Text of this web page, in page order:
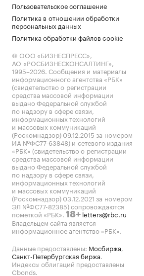
Пользовательское соглашение
Политика в отношении обработки
персональных данных
Политика обработки файлов cookie
© ООО «БИЗНЕСПРЕСС»,
АО «РОСБИЗНЕСКОНСАЛТИНГ»,
1995–2026. Сообщения и материалы
информационного агентства «РБК»
(свидетельство о регистрации
средства массовой информации
выдано Федеральной службой
по надзору в сфере связи,
информационных технологий
и массовых коммуникаций
(Роскомнадзор) 09.12.2015 за номером
ИА №ФС77-63848) и сетевого издания
«РБК» (свидетельство о регистрации
средства массовой информации
выдано Федеральной службой
по надзору в сфере связи,
информационных технологий
и массовых коммуникаций
(Роскомнадзор) 03.12.2021 за номером
ЭЛ №ФС77-82385) сопровождаются
пометкой «РБК». 18+ letters@rbc.ru
Владельцем сайта является
информационное агентство «РБК».
Данные предоставлены: Мосбиржа,
Санкт-Петербургская биржа.
Индексы облигаций предоставлены
Cbonds.